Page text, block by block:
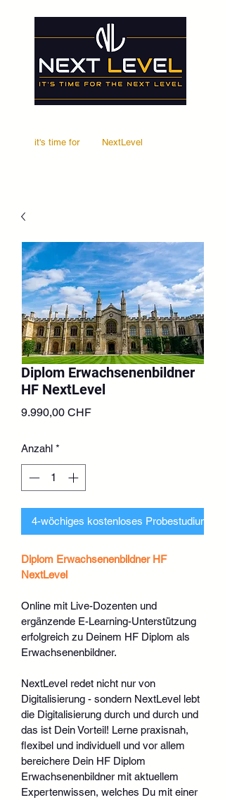
it's time for NextLevel
Diplom Erwachsenenbildner
HF NextLevel
9.990,00 CHFPreis
Anzahl *
4-wöchiges kostenloses Probestudium
Diplom Erwachsenenbildner HF
NextLevel
Online mit Live-Dozenten und
ergänzende E-Learning-Unterstützung
erfolgreich zu Deinem HF Diplom als
Erwachsenenbildner.
NextLevel redet nicht nur von
Digitalisierung - sondern NextLevel lebt
die Digitalisierung durch und durch und
das ist Dein Vorteil! Lerne praxisnah,
flexibel und individuell und vor allem
bereichere Dein HF Diplom
Erwachsenenbildner mit aktuellem
Expertenwissen, welches Du mit einer